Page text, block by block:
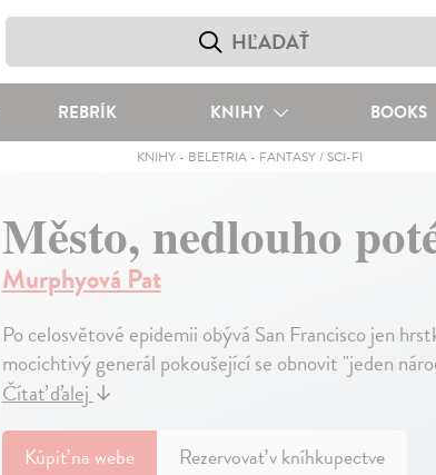
REBRÍK KNIHY BOOKS
KNIHY - BELETRIA - FANTASY / SCI-FI
Město, nedlouho
Murphyová Pat
Po celosvětové epidemii obývá San Francisco jen
mocichtivý generál pokoušející se obnovit "jeden
Čítať ďalej↓
Kúpiťna webe Rezervovať v kníhkupectve